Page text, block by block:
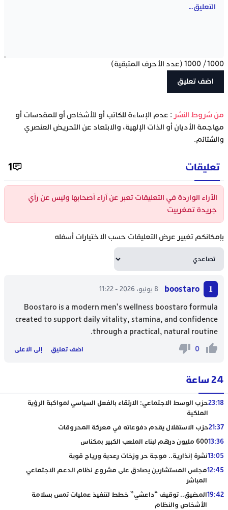
1000
/
1000 (عدد الأحرف المتبقية)
‫من شروط النشر : عدم الإساءة للكاتب أو للأشخاص أو للمقدسات أو
مهاجمة الأديان أو الذات الإلهية، والابتعاد عن التحريض العنصري
والشتائم.
تعليقات 1
الآراء الواردة في التعليقات تعبر عن آراء أصحابها وليس عن رأي
جريدة تمغربيت
بإمكانكم تغيير عرض التعليقات حسب الاختيارات أسفله
boostaro 8 يونيو، 2026 - 11:22
Boostaro is a modern men’s wellness boostaro formula
created to support daily vitality, stamina, and confidence
through a practical, natural routine.
0 اضف تعليق إلى الاعلى
24 ساعة
23:18حزب الوسط الاجتماعي: الارتقاء بالفعل السياسي لمواكبة الرؤية
الملكية
21:37حزب الاستقلال يقدم دفوعاته في معركة المحروقات
13:36600 مليون درهم لبناء الملعب الكبير بمكناس
13:05نشرة إنذارية.. موجة حر وزخات رعدية ورياح قوية
12:45مجلس المستشارين يصادق على مشروع نظام الدعم الاجتماعي
المباشر
19:42المضيق.. توقيف “داعشي” خطط لتنفيذ عمليات تمس بسلامة
الأشخاص والنظام